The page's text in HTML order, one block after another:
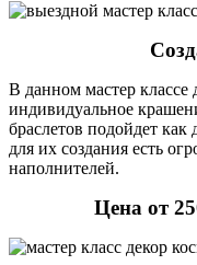
В данном мастер классе
индивидуальное
браслетов подойдет как
для их создания есть
наполнителей.
Цена от